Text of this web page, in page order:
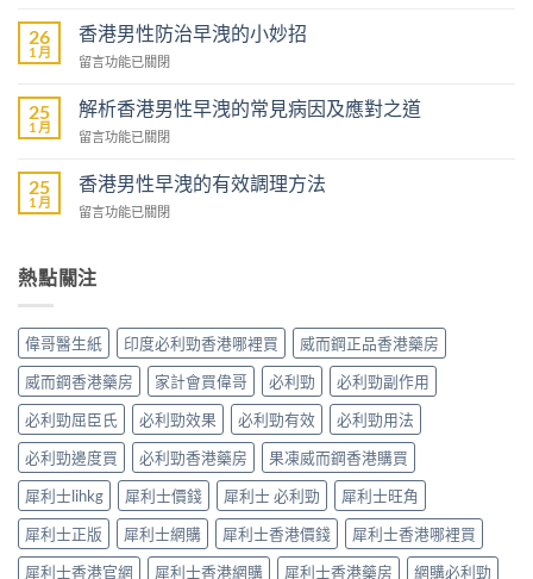
陽
商
–
專
壯
陽
產
物
中
港
男
性
防
洩
全
面
中
26
1 月
香港男性防治早洩的小妙招
在
港
男
性
治
洩
妙
留言功能已關閉
25
1 月
解析香港男性早洩的常見病因及應對之道
在
析
香
港
早
常
見
病
因
及
應
對
之
道〉
中
留言功能已關閉
25
1 月
香港男性早洩的有效調理方法
在
男
性
洩
的
有
效
調
理
方
法〉
中
留言功能已關閉
熱點關注
偉哥醫生紙 印度必利勁香港哪裡買
威而鋼正品香港藥房
威而鋼香港藥房
家計會買偉哥 必利勁
必利勁副作用
必利勁屈臣氏
必利勁效果 必利勁有效
必利勁用法
必利勁邊度買
必利勁香港藥房
果凍威而鋼香港購買
犀利士lihkg
犀利士價錢 犀利士 必利勁
犀利士旺角
犀利士正版
犀利士網購 犀利士香港價錢
犀利士香港哪裡買
犀利士香港官網
犀利士香港網購 犀利士香港藥房 網購必利勁